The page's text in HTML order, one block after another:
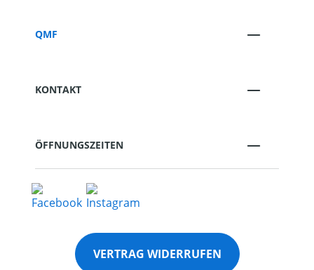
QMF
KONTAKT
ÖFFNUNGSZEITEN
VERTRAG WIDERRUFEN